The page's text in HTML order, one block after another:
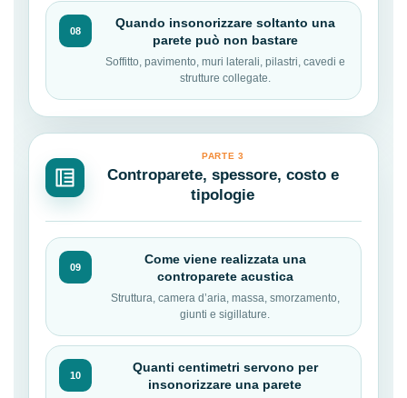
08
Quando insonorizzare soltanto una
parete può non bastare
Soffitto, pavimento, muri laterali, pilastri, cavedi e
strutture collegate.
PARTE 3
Controparete, spessore, costo e
tipologie
09
Come viene realizzata una
controparete acustica
Struttura, camera d’aria, massa, smorzamento,
giunti e sigillature.
10
Quanti centimetri servono per
insonorizzare una parete